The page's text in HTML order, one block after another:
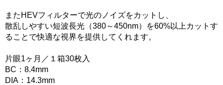
またHEVフィルターで光のノイズをカットし、
散乱しやすい短波長光（380～450nm）を60%以上カットす
ることで快適な視界を提供してくれます。
片眼1ヶ月／１箱30枚入
BC：8.4mm
DIA：14.3mm